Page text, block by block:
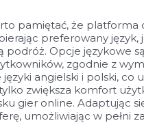
pamiętać, że
preferowany język,
podróż. Opcje językowe
zgodnie z
angielski i polski, co
zwiększa komfort
gier online. Adaptując
umożliwiając w pełni